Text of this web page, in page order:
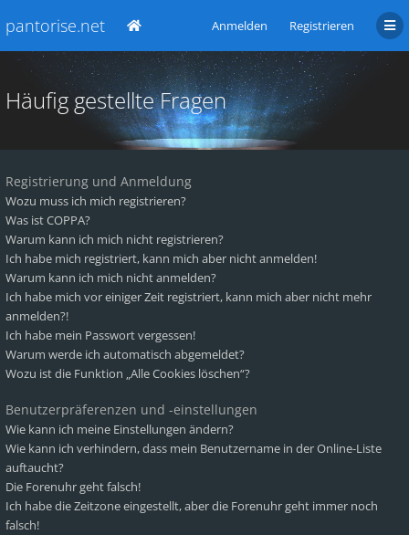
pantorise.net Anmelden Registrieren
Häufig gestellte Fragen
Registrierung und Anmeldung
Wozu muss ich mich registrieren?
Was ist COPPA?
Warum kann ich mich nicht registrieren?
Ich habe mich registriert, kann mich aber nicht anmelden!
Warum kann ich mich nicht anmelden?
Ich habe mich vor einiger Zeit registriert, kann mich aber nicht mehr
anmelden?!
Ich habe mein Passwort vergessen!
Warum werde ich automatisch abgemeldet?
Wozu ist die Funktion „Alle Cookies löschen“?
Benutzerpräferenzen und -einstellungen
Wie kann ich meine Einstellungen ändern?
Wie kann ich verhindern, dass mein Benutzername in der Online-Liste
auftaucht?
Die Forenuhr geht falsch!
Ich habe die Zeitzone eingestellt, aber die Forenuhr geht immer noch
falsch!